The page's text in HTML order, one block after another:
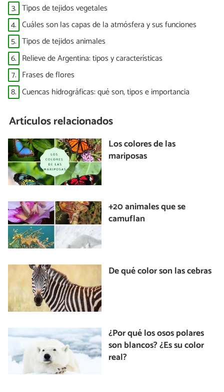
3. Tipos de tejidos vegetales
4. Cuáles son las capas de la atmósfera y sus funciones
5. Tipos de tejidos animales
6. Relieve de Argentina: tipos y características
7. Frases de flores
8. Cuencas hidrográficas: qué son, tipos e importancia
Artículos relacionados
Los colores de las
mariposas
+20 animales que se
camuflan
De qué color son las cebras
¿Por qué los osos polares
son blancos? ¿Es su color
real?